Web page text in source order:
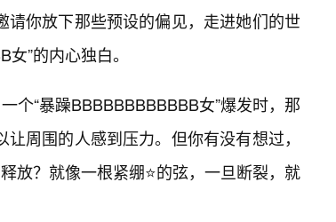
你放下那些预设的偏见，走进她们的世
”的内心独白。
个“暴躁BBBBBBBBBBBB女”爆发时，那
周围的人感到压力。但你有没有想过，
放？就像一根紧绷⭐的弦，一旦断裂，就